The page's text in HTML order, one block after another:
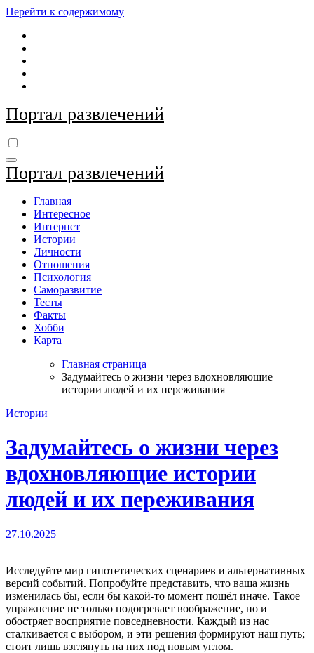
Перейти к содержимому
Портал развлечений
Портал развлечений
Главная
Интересное
Интернет
Истории
Личности
Отношения
Психология
Саморазвитие
Тесты
Факты
Хобби
Карта
Главная страница
Задумайтесь о жизни через вдохновляющие
истории людей и их переживания
Истории
Задумайтесь о жизни через
вдохновляющие истории
людей и их переживания
27.10.2025
Исследуйте мир гипотетических сценариев и альтернативных
версий событий. Попробуйте представить, что ваша жизнь
изменилась бы, если бы какой-то момент пошёл иначе. Такое
упражнение не только подогревает воображение, но и
обостряет восприятие повседневности. Каждый из нас
сталкивается с выбором, и эти решения формируют наш путь;
стоит лишь взглянуть на них под новым углом.